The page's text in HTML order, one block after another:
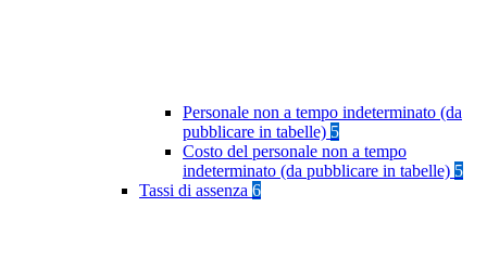
Personale non a tempo indeterminato (da
pubblicare in tabelle) 5
Costo del personale non a tempo
indeterminato (da pubblicare in tabelle) 5
Tassi di assenza 6